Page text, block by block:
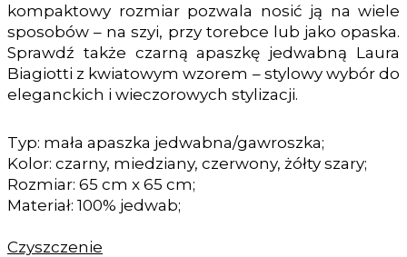
kompaktowy rozmiar pozwala nosić ją na wiele
sposobów – na szyi, przy torebce lub jako opaska.
Sprawdź także czarną apaszkę jedwabną Laura
Biagiotti z kwiatowym wzorem – stylowy wybór do
eleganckich i wieczorowych stylizacji.
Typ: mała apaszka jedwabna/gawroszka;
Kolor: czarny, miedziany, czerwony, żółty szary;
Rozmiar: 65 cm x 65 cm;
Materiał: 100% jedwab;
Czyszczenie